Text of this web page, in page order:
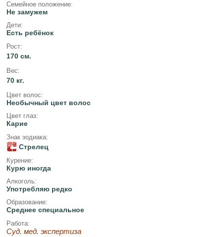
Семейное положение:
Не замужем
Дети:
Есть ребёнок
Рост:
170 см.
Вес:
70 кг.
Цвет волос:
Необычный цвет волос
Цвет глаз:
Карие
Знак зодиака:
Стрелец
Курение:
Курю иногда
Алкоголь:
Употребляю редко
Образование:
Среднее специальное
Работа:
Суд. мед. экспертиза